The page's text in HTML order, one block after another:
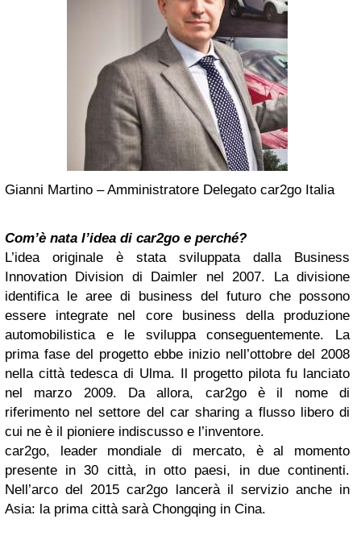
Gianni Martino – Amministratore Delegato car2go Italia
Com’è nata l’idea di car2go e perché?
L’idea originale è stata sviluppata dalla Business
Innovation Division di Daimler nel 2007. La divisione
identifica le aree di business del futuro che possono
essere integrate nel core business della produzione
automobilistica e le sviluppa conseguentemente. La
prima fase del progetto ebbe inizio nell’ottobre del 2008
nella città tedesca di Ulma. Il progetto pilota fu lanciato
nel marzo 2009. Da allora, car2go è il nome di
riferimento nel settore del car sharing a flusso libero di
cui ne è il pioniere indiscusso e l’inventore.
car2go, leader mondiale di mercato, è al momento
presente in 30 città, in otto paesi, in due continenti.
Nell’arco del 2015 car2go lancerà il servizio anche in
Asia: la prima città sarà Chongqing in Cina.